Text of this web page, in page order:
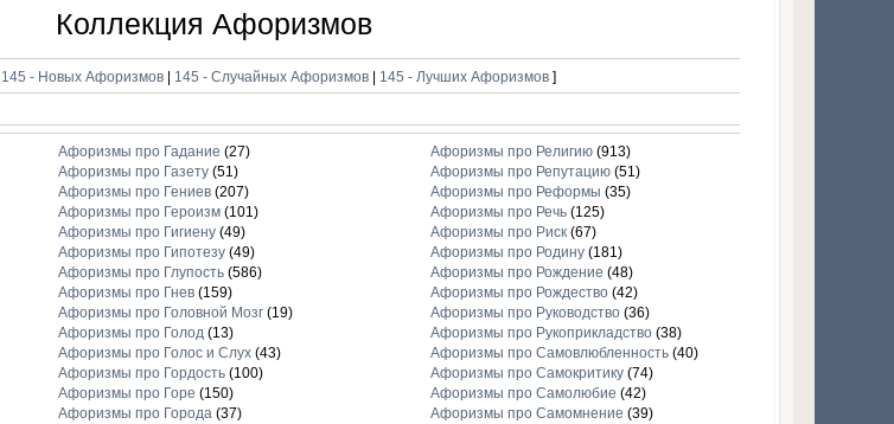
Коллекция Афоризмов
145 - Новых Афоризмов | 145 - Случайных Афоризмов | 145 - Лучших Афоризмов]
Афоризмы про Гадание (27)
Афоризмы про Газету(51)
Афоризмы про Гениев(207)
Афоризмы про Героизм(101)
Афоризмы про Гигиену(49)
Афоризмы про Гипотезу(49)
Афоризмы про Глупость(586)
Афоризмы про Гнев(159)
Афоризмы про Головной Мозг(19)
Афоризмы про Голод(13)
Афоризмы про Голос и Слух(43)
Афоризмы про Гордость(100)
Афоризмы про Горе (150)
Афоризмы про Города(37)
Афоризмы про Религию(913)
Афоризмы про Репутацию(51)
Афоризмы про Реформы (35)
Афоризмы про Речь(125)
Афоризмы про Риск(67)
Афоризмы про Родину(181)
Афоризмы про Рождение (48)
Афоризмы про Рождество(42)
Афоризмы про Руководство(36)
Афоризмы про Рукоприкладство(38)
Афоризмы про Самовлюбленность(40)
Афоризмы про Самокритику(74)
Афоризмы про Самолюбие (42)
Афоризмы про Самомнение (39)